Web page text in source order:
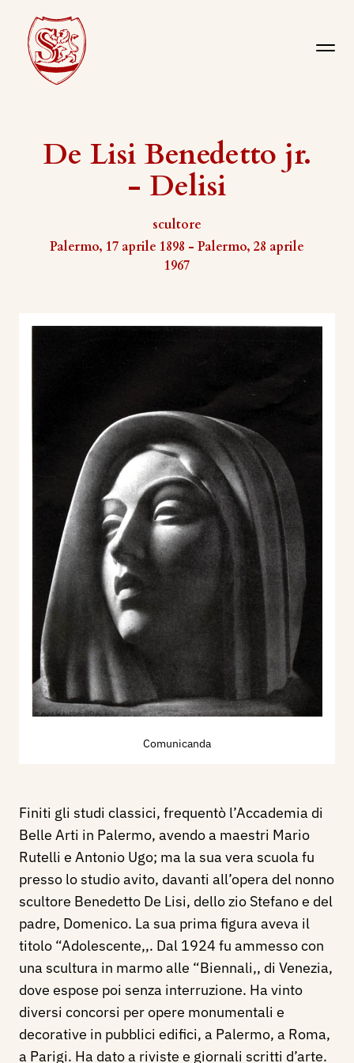
De Lisi Benedetto jr.
- Delisi
scultore
Palermo, 17 aprile 1898 - Palermo, 28 aprile
1967
Comunicanda
Finiti gli studi classici, frequentò l’Accademia di
Belle Arti in Palermo, avendo a maestri Mario
Rutelli e Antonio Ugo; ma la sua vera scuola fu
presso lo studio avito, davanti all’opera del nonno
scultore Benedetto De Lisi, dello zio Stefano e del
padre, Domenico. La sua prima figura aveva il
titolo “Adolescente,,. Dal 1924 fu ammesso con
una scultura in marmo alle “Biennali,, di Venezia,
dove espose poi senza interruzione. Ha vinto
diversi concorsi per opere monumentali e
decorative in pubblici edifici, a Palermo, a Roma,
a Parigi. Ha dato a riviste e giornali scritti d’arte.